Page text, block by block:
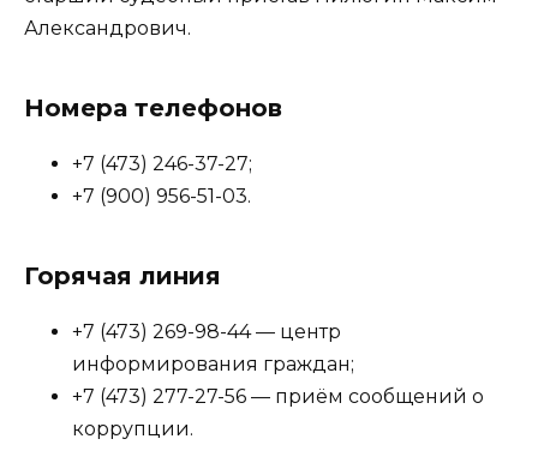
Александрович.
Номера телефонов
+7 (473) 246-37-27;
+7 (900) 956-51-03.
Горячая линия
+7 (473) 269-98-44 — центр
информирования граждан;
+7 (473) 277-27-56 — приём сообщений о
коррупции.